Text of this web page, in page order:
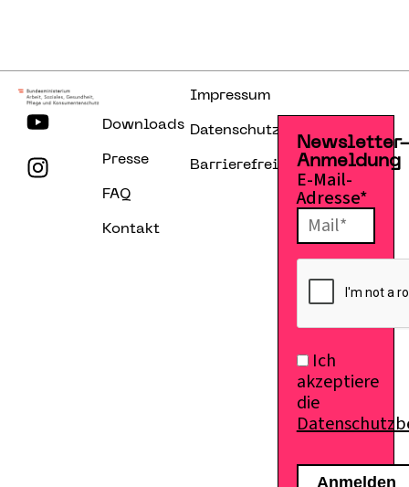
Downloads
Presse
FAQ
Kontakt
Impressum
Datenschutzerklärung
Barrierefreiheitserklärung
Anmeldung
E-Mail-
Adresse*
Ich
akzeptiere
die